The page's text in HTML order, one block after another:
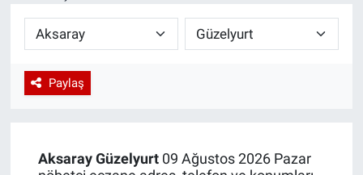
Paylaş
Aksaray Güzelyurt09 Ağustos 2026 Pazar